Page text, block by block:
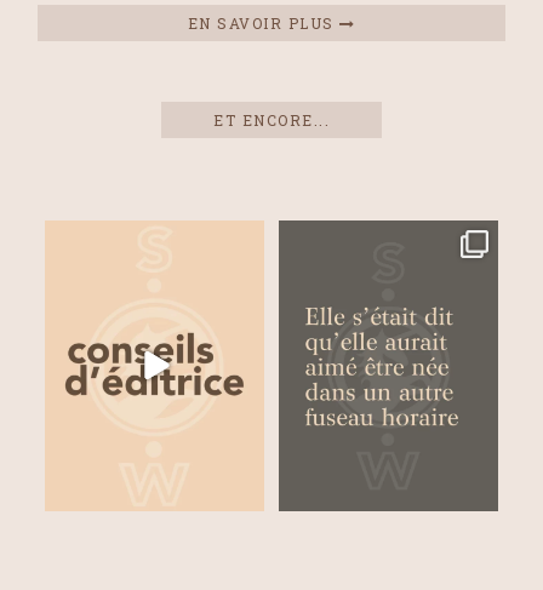
EN SAVOIR PLUS
ET ENCORE...